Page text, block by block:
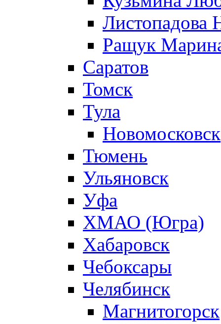
Листопадова
Ращук
Саратов
Томск
Тула
Новомосковск
Тюмень
Ульяновск
Уфа
ХМАО (Югра)
Хабаровск
Чебоксары
Челябинск
Магнитогорск